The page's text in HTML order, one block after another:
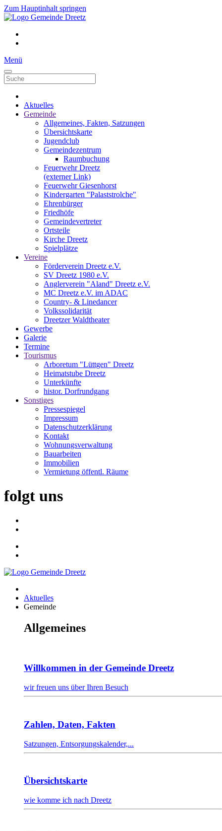
Zum Hauptinhalt springen
Menü
Aktuelles
Gemeinde
Allgemeines, Fakten, Satzungen
Übersichtskarte
Jugendclub
Gemeindezentrum
Raumbuchung
Feuerwehr Dreetz
(externer Link)
Feuerwehr Giesenhorst
Kindergarten "Palaststrolche"
Ehrenbürger
Friedhöfe
Gemeindevertreter
Ortsteile
Kirche Dreetz
Spielplätze
Vereine
Förderverein Dreetz e.V.
SV Dreetz 1980 e.V.
Anglerverein "Aland" Dreetz e.V.
MC Dreetz e.V. im ADAC
Country- & Linedancer
Volkssolidarität
Dreetzer Waldtheater
Gewerbe
Galerie
Termine
Tourismus
Arboretum "Lüttgen" Dreetz
Heimatstube Dreetz
Unterkünfte
histor. Dorfrundgang
Sonstiges
Pressespiegel
Impressum
Datenschutzerklärung
Kontakt
Wohnungsverwaltung
Bauarbeiten
Immobilien
Vermietung öffentl. Räume
folgt uns
Aktuelles
Gemeinde
Allgemeines
Willkommen in der Gemeinde Dreetz
wir freuen uns über Ihren Besuch
Zahlen, Daten, Fakten
Satzungen, Entsorgungskalender,...
Übersichtskarte
wie komme ich nach Dreetz